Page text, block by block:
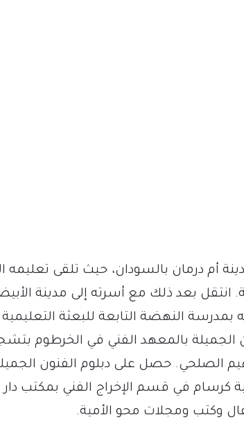
أم درمان بالسودان، حيث تلقى تعليمه
انتقل بعد ذلك مع أسرته إلى مدينة
بمدرسة النهضة التابعة للبعثة
الجميلة بالمعهد الفني في الخرطوم
الصلحي. حصل على دبلوم الفنون
كرسام في قسم الإخراج الفني بمكتب
وكتب ومجلات محو الأمية.